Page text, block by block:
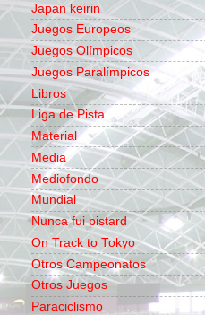
Japan keirin
Juegos Europeos
Juegos Olímpicos
Juegos Paralímpicos
Libros
Liga de Pista
Material
Media
Mediofondo
Mundial
Nunca fui pistard
On Track to Tokyo
Otros Campeonatos
Otros Juegos
Paraciclismo